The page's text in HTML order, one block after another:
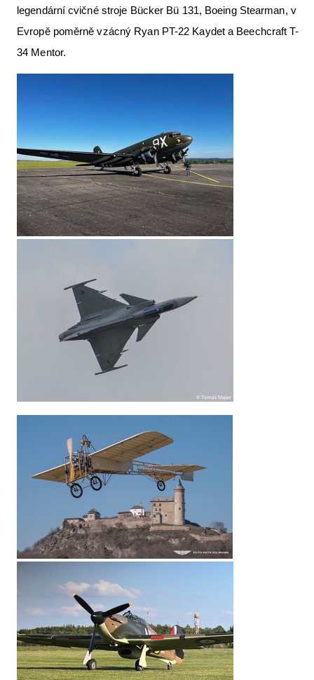
legendární cvičné stroje Bücker Bü 131, Boeing Stearman, v
Evropě poměrně vzácný Ryan PT-22 Kaydet a Beechcraft T-
34 Mentor.